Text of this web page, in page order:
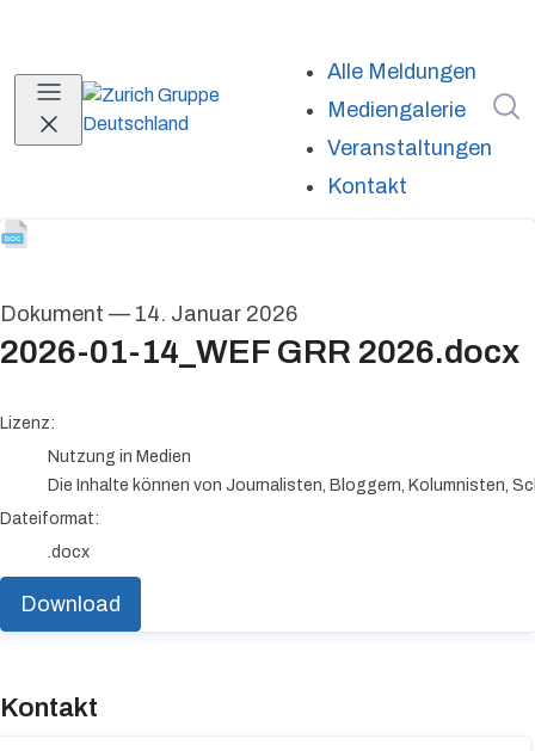
Alle Meldungen
Mediengalerie
Veranstaltungen
Kontakt
Dokument — 14. Januar 2026
2026-01-14_WEF GRR 2026.docx
go to media item
Lizenz:
Nutzung in Medien
Die Inhalte können von Journalisten, Bloggern, Kolumnisten,
Dateiformat:
.docx
Download
Kontakt